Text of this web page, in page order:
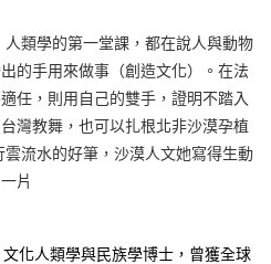
)免運費
)免運費
)免運費
人類學的第一堂課，都在說人與動物
的手用來做事（創造文化）。在法
任，則用自己的雙手，證明不踏入
灣教舞，也可以扎根北非沙漠孕植
流水的好筆，沙漠人文她寫得生動
片
化人類學與民族學博士，曾獲全球